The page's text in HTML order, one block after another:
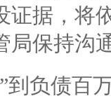
证据，将
局保持沟
到负债百